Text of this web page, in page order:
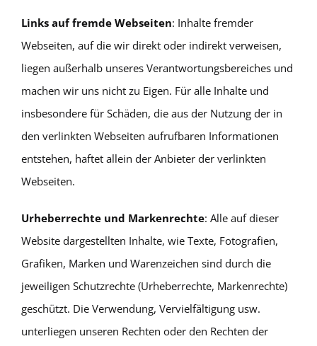
Links auf fremde Webseiten: Inhalte fremder
Webseiten, auf die wir direkt oder indirekt verweisen,
liegen außerhalb unseres Verantwortungsbereiches und
machen wir uns nicht zu Eigen. Für alle Inhalte und
insbesondere für Schäden, die aus der Nutzung der in
den verlinkten Webseiten aufrufbaren Informationen
entstehen, haftet allein der Anbieter der verlinkten
Webseiten.
Urheberrechte und Markenrechte: Alle auf dieser
Website dargestellten Inhalte, wie Texte, Fotografien,
Grafiken, Marken und Warenzeichen sind durch die
jeweiligen Schutzrechte (Urheberrechte, Markenrechte)
geschützt. Die Verwendung, Vervielfältigung usw.
unterliegen unseren Rechten oder den Rechten der